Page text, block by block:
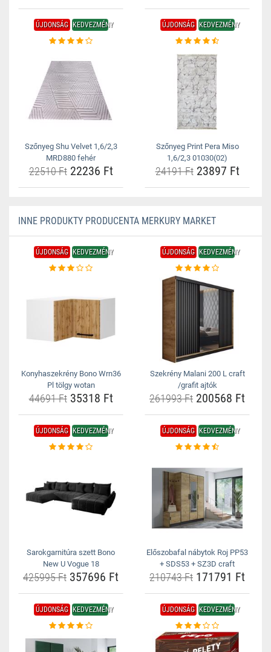
ÚJDONSÁG KEDVEZMÉNY
Szőnyeg Shu Velvet 1,6/2,3
MRD880 fehér
22510 Ft22236 Ft
ÚJDONSÁG KEDVEZMÉNY
Szőnyeg Print Pera Miso
1,6/2,3 01030(02)
24191 Ft23897 Ft
INNE PRODUKTY PRODUCENTA MERKURY MARKET
ÚJDONSÁG KEDVEZMÉNY
Konyhaszekrény Bono Wrn36
Pl tölgy wotan
44691 Ft35318 Ft
ÚJDONSÁG KEDVEZMÉNY
Szekrény Malani 200 L craft
/grafit ajtók
261993 Ft 200568 Ft
ÚJDONSÁG KEDVEZMÉNY
Sarokgarnitúra szett Bono
New U Vogue 18
425995 Ft 357696 Ft
ÚJDONSÁG KEDVEZMÉNY
Előszobafal nábytok Roj PP53
+ SDS53 + SZ3D craft
210743 Ft 171791 Ft
ÚJDONSÁG KEDVEZMÉNY ÚJDONSÁG KEDVEZMÉNY